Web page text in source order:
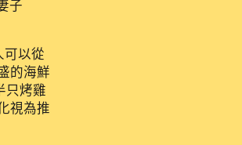
子
可以從
的海鮮
只烤雞
視為推